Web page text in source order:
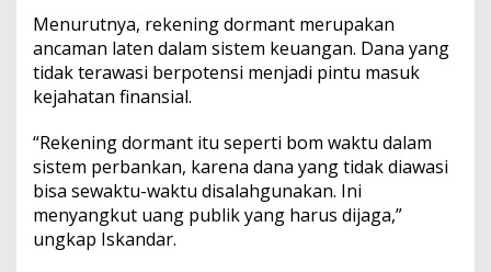
Menurutnya, rekening dormant merupakan
ancaman laten dalam sistem keuangan. Dana yang
tidak terawasi berpotensi menjadi pintu masuk
kejahatan finansial.
“Rekening dormant itu seperti bom waktu dalam
sistem perbankan, karena dana yang tidak diawasi
bisa sewaktu-waktu disalahgunakan. Ini
menyangkut uang publik yang harus dijaga,”
ungkap Iskandar.